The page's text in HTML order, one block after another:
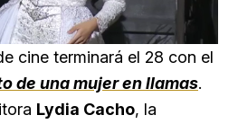
Loaded:
25.99%
cine terminará el 28 con el
de una mujer en llamas.
Lydia Cacho, la